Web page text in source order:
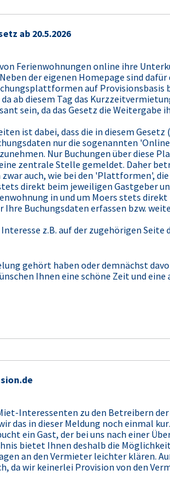
ab 20.5.2026
Ferienwohnungen online ihre
der eigenen Homepage sind
auf Provisionsbasis
ab diesem Tag das
sein, da das Gesetz die Weitergabe
ist dabei, dass die in diesem
nur die sogenannten
Nur Buchungen über diese
zentrale Stelle gemeldet. Daher
auch, wie bei den 'Plattformen',
direkt beim jeweiligen Gastgeber
in und um Moers stets
Ihre Buchungsdaten erfassen bzw.
z.B. auf der zugehörigen Seite
gehört haben oder demnächst
Ihnen eine schöne Zeit und
Interessenten zu den Betreibern
das in dieser Meldung noch einmal
ein Gast, der bei uns nach einer
bietet Ihnen deshalb die
an den Vermieter leichter klären.
da wir keinerlei Provision von den